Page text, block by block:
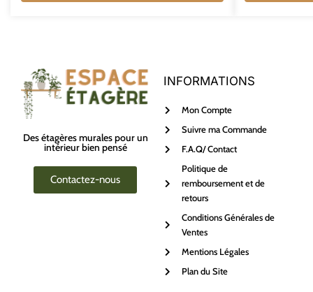
Des étagères murales pour un
intérieur bien pensé
Contactez-nous
INFORMATIONS
Mon Compte
Suivre ma Commande
F.A.Q/ Contact
Politique de
remboursement et de
retours
Conditions Générales de
Ventes
Mentions Légales
Plan du Site